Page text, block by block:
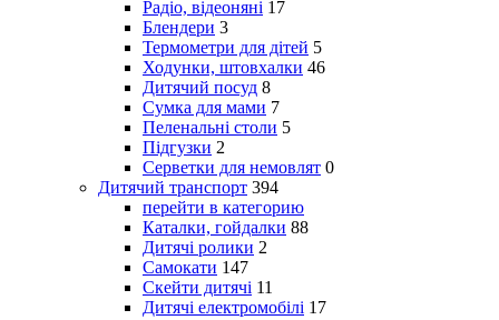
Радіо, відеоняні 17
Блендери 3
Термометри для дітей 5
Ходунки, штовхалки 46
Дитячий посуд 8
Сумка для мами 7
Пеленальні столи 5
Підгузки 2
Серветки для немовлят 0
Дитячий транспорт 394
перейти в категорию
Каталки, гойдалки 88
Дитячі ролики 2
Самокати 147
Скейти дитячі 11
Дитячі електромобілі 17